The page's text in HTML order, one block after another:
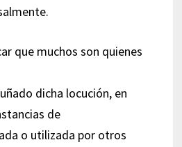
que muchos son quienes
dicha locución, en
de
o utilizada por otros